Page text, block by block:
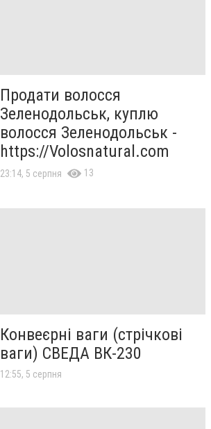
Продати волосся
Зеленодольськ, куплю
волосся Зеленодольськ -
https://Volosnatural.com
23:14, 5 серпня 13
Конвеєрні ваги (стрічкові
ваги) СВЕДА ВК-230
12:55, 5 серпня